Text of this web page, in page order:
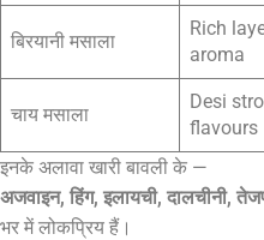
बिरयानी मसाला
Rich
aroma
चाय मसाला
Desi
flavours
इनके अलावा खारी बावली के —
अजवाइन, हिंग, इलायची, दालचीनी,
भर में लोकप्रिय हैं।